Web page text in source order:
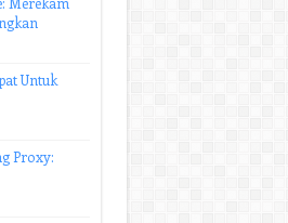
Untuk
Proxy: